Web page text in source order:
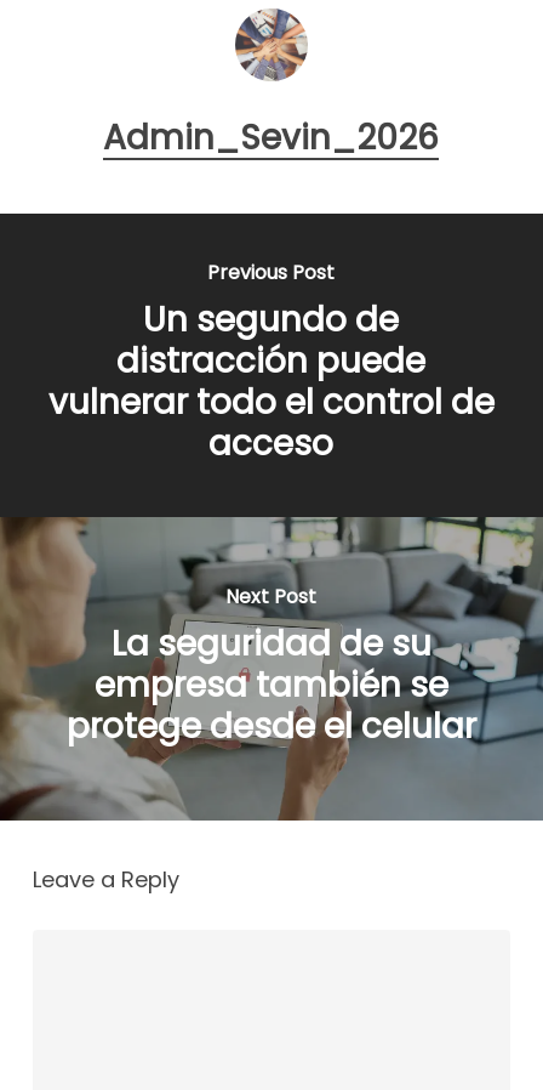
Admin_Sevin_2026
Previous Post
Un segundo de
distracción puede
vulnerar todo el control de
acceso
Next Post
La seguridad de su
empresa también se
protege desde el celular
Leave a Reply